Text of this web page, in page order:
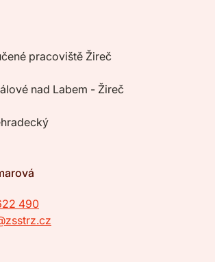
pracoviště Žireč
nad Labem - Žireč
490